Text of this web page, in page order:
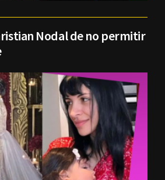
Nodal de no permitir